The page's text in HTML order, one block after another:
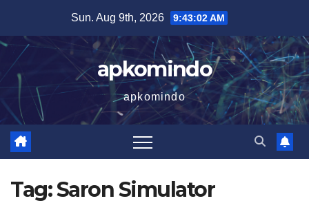
content
Sun. Aug 9th, 2026 9:43:02 AM
apkomindo
apkomindo
Tag:Saron Simulator